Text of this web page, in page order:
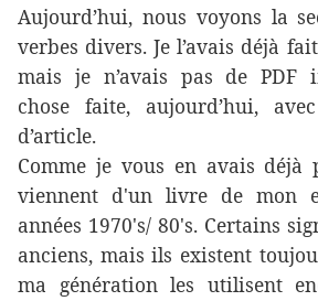
Aujourd’hui, nous voyons la
verbes divers. Je l’avais déjà
mais je n’avais pas de PDF
chose faite, aujourd’hui,
d’article.
Comme je vous en avais déjà
viennent d'un livre de mon
années 1970's/ 80's. Certains
anciens, mais ils existent
ma génération les utilisent